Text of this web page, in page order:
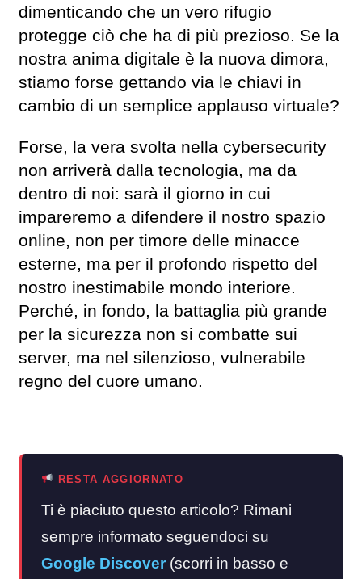
dimenticando che un vero rifugio
protegge ciò che ha di più prezioso. Se la
nostra anima digitale è la nuova dimora,
stiamo forse gettando via le chiavi in
cambio di un semplice applauso virtuale?
Forse, la vera svolta nella cybersecurity
non arriverà dalla tecnologia, ma da
dentro di noi: sarà il giorno in cui
impareremo a difendere il nostro spazio
online, non per timore delle minacce
esterne, ma per il profondo rispetto del
nostro inestimabile mondo interiore.
Perché, in fondo, la battaglia più grande
per la sicurezza non si combatte sui
server, ma nel silenzioso, vulnerabile
regno del cuore umano.
RESTA AGGIORNATO
Ti è piaciuto questo articolo? Rimani
sempre informato seguendoci su
Google Discover (scorri in basso e